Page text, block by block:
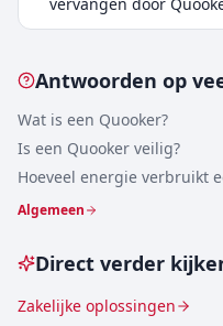
Antwoorden op
Wat is een Quooker?
Is een Quooker veilig?
Hoeveel energie verbruikt
Algemeen
Direct verder
Zakelijke oplossingen